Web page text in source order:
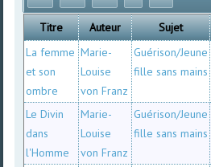
Titre Auteur Sujet
La femme
et son
ombre
Marie-
Louise
von Franz
Guérison/Jeune
fille sans mains
Le Divin
dans
l'Homme
Marie-
Louise
von Franz
Guérison/Jeune
fille sans mains